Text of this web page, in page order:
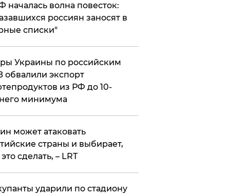
началась волна повесток:
россиян заносят в
списки"
Украины по российским
обвалили экспорт
из РФ до 10-
минимума
может атаковать
страны и выбирает,
сделать, – LRT
ударили по стадиону